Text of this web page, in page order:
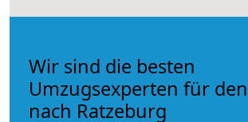
Wir sind die besten
Umzugsexperten für
nach Ratzeburg